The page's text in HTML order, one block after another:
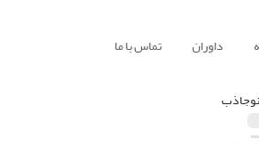
داوران تماس با ما